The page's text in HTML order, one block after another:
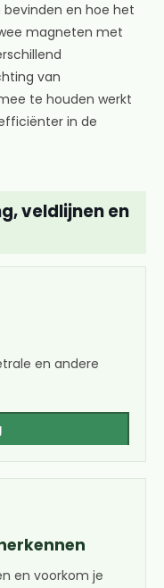
en hoe het
magneten met
van
te houden werkt
in de
veldlijnen en
en andere
en voorkom je